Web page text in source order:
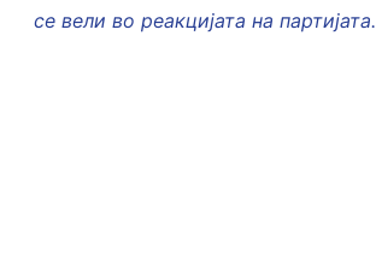
се вели во реакцијата на партијата.